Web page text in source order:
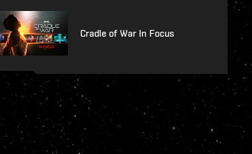
Cradle of War In Focus